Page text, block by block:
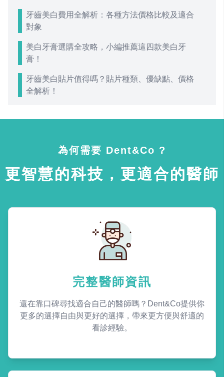
牙齒美白費用全解析：各種方法價格比較及適合
對象
美白牙膏選購全攻略，小編推薦這四款美白牙
膏！
牙齒美白貼片值得嗎？貼片種類、優缺點、價格
全解析！
為何需要 Dent&Co ?
更智慧的科技，更適合的醫師
完整醫師資訊
還在靠口碑尋找適合自己的醫師嗎？Dent&Co提供你
更多的選擇自由與更好的選擇，帶來更方便與舒適的
看診經驗。